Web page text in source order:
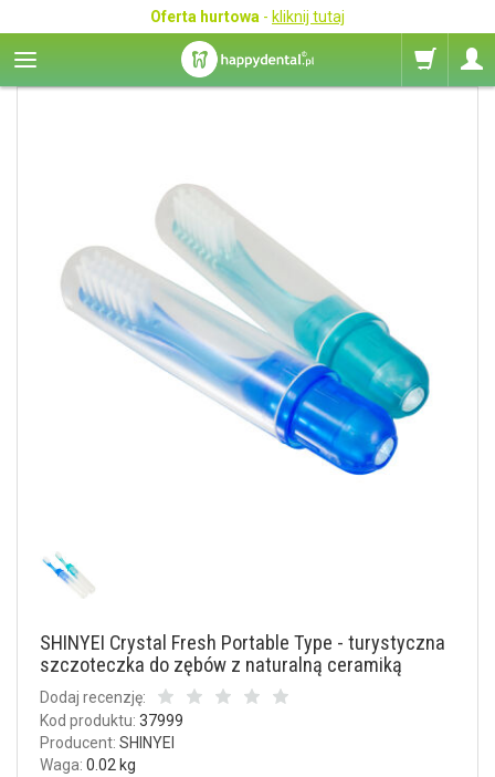
Oferta hurtowa - kliknij tutaj
SHINYEI Crystal Fresh Portable Type - turystyczna
szczoteczka do zębów z naturalną ceramiką
Dodaj recenzję:
Kod produktu: 37999
Producent: SHINYEI
Waga: 0.02 kg